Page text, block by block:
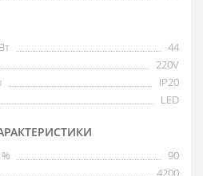
44
220V
IP20
LED
90
4200